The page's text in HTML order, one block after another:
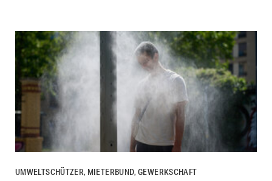
UMWELTSCHÜTZER, MIETERBUND, GEWERKSCHAFT